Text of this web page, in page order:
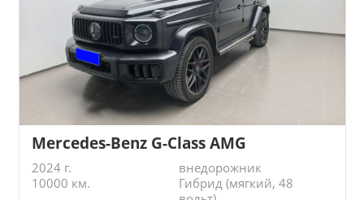
Mercedes-Benz G-Class AMG
2024 г.
внедорожник
10000 км.
Гибрид (мягкий, 48